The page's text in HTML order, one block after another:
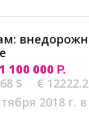
100 000 Р.
$
€
2018 г.